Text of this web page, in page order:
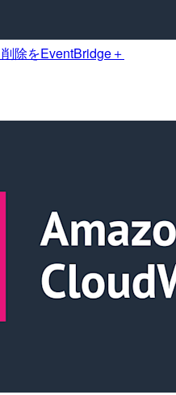
除をEventBridge＋